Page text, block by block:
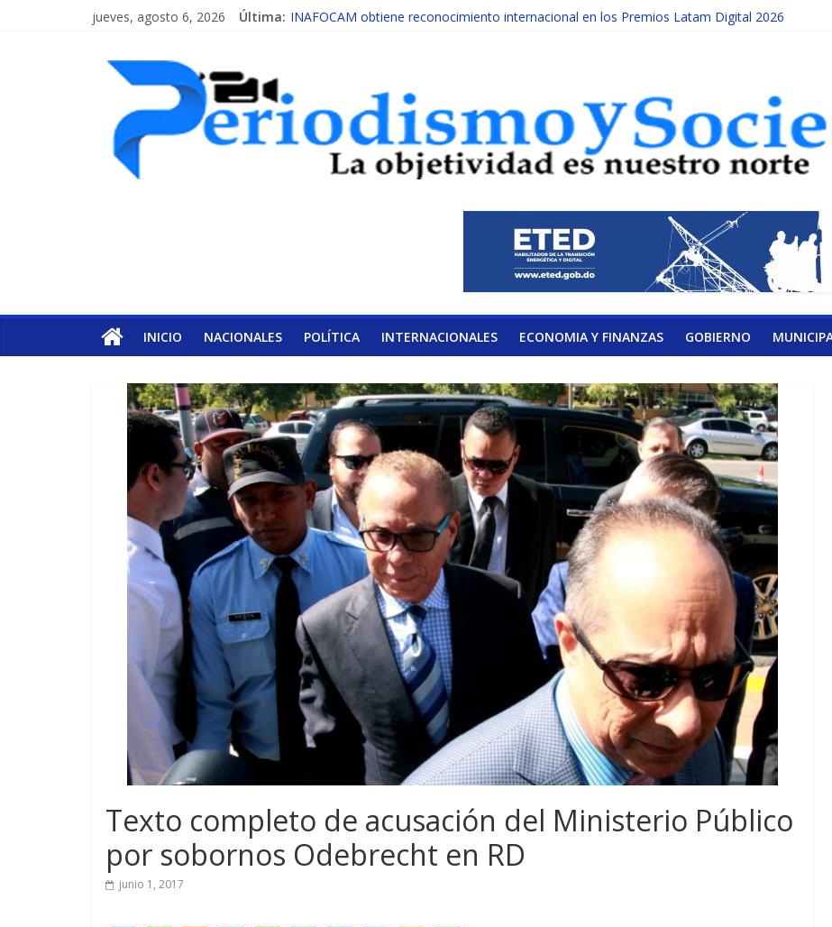
jueves, agosto 6, 2026 Última: INAFOCAM obtiene reconocimiento internacional en los Premios Latam Digital 2026
MESCyT presenta calendario de Consulta Nacional por la Educación
INICIO NACIONALES POLÍTICA INTERNACIONALES ECONOMIA Y FINANZAS GOBIERNO
Texto completo de acusación del Ministerio Público
por sobornos Odebrecht en RD
junio 1, 2017